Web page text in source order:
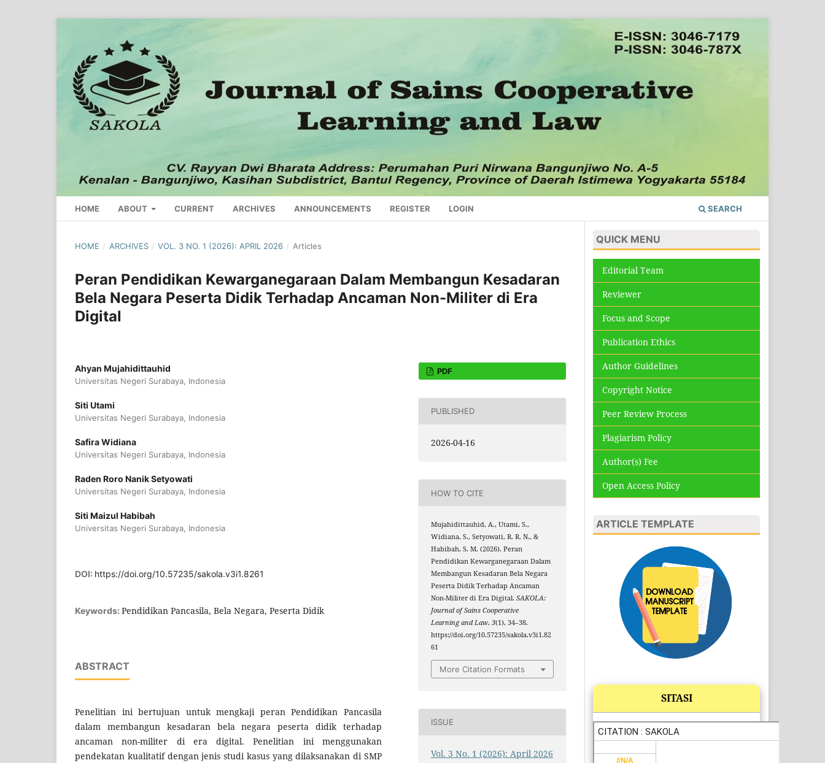
HOME ABOUT CURRENT ARCHIVES ANNOUNCEMENTS REGISTER LOGIN SEARCH
HOME / ARCHIVES / VOL. 3 NO. 1 (2026): APRIL 2026 / Articles
Peran Pendidikan Kewarganegaraan Dalam Membangun Kesadaran
Bela Negara Peserta Didik Terhadap Ancaman Non-Militer di Era
Digital
Ahyan Mujahidittauhid
Universitas Negeri Surabaya, Indonesia
Siti Utami
Universitas Negeri Surabaya, Indonesia
Safira Widiana
Universitas Negeri Surabaya, Indonesia
Raden Roro Nanik Setyowati
Universitas Negeri Surabaya, Indonesia
Siti Maizul Habibah
Universitas Negeri Surabaya, Indonesia
DOI: https://doi.org/10.57235/sakola.v3i1.8261
Keywords: Pendidikan Pancasila, Bela Negara, Peserta Didik
ABSTRACT
Penelitian ini bertujuan untuk mengkaji peran Pendidikan Pancasila
dalam membangun kesadaran bela negara peserta didik terhadap
ancaman non-militer di era digital. Penelitian ini menggunakan
pendekatan kualitatif dengan jenis studi kasus yang dilaksanakan di SMP
PDF
PUBLISHED
2026-04-16
HOW TO CITE
Mujahidittauhid, A., Utami, S.,
Widiana, S., Setyowati, R. R. N., &
Habibah, S. M. (2026). Peran
Pendidikan Kewarganegaraan Dalam
Membangun Kesadaran Bela Negara
Peserta Didik Terhadap Ancaman
Non-Militer di Era Digital.SAKOLA:
Journal of Sains Cooperative
Learning and Law,3(1), 34–38.
https://doi.org/10.57235/sakola.v3i1.82
61
More Citation Formats
ISSUE
Vol. 3 No. 1 (2026): April 2026
QUICK MENU
Editorial Team
Reviewer
Focus and Scope
Publication Ethics
Author Guidelines
Copyright Notice
Peer Review Process
Plagiarism Policy
Author(s) Fee
Open Access Policy
ARTICLE TEMPLATE
SITASI